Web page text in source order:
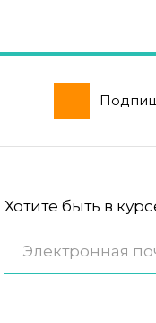
Хотите быть в